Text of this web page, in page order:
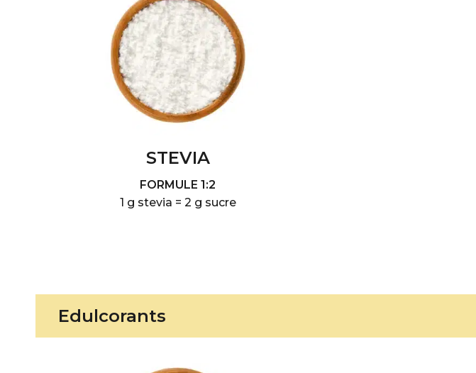
STEVIA
FORMULE 1:2
1 g stevia = 2 g sucre
Edulcorants